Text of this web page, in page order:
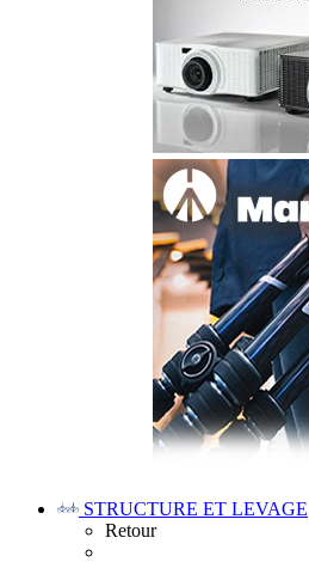
STRUCTURE ET LEVAGE
Retour